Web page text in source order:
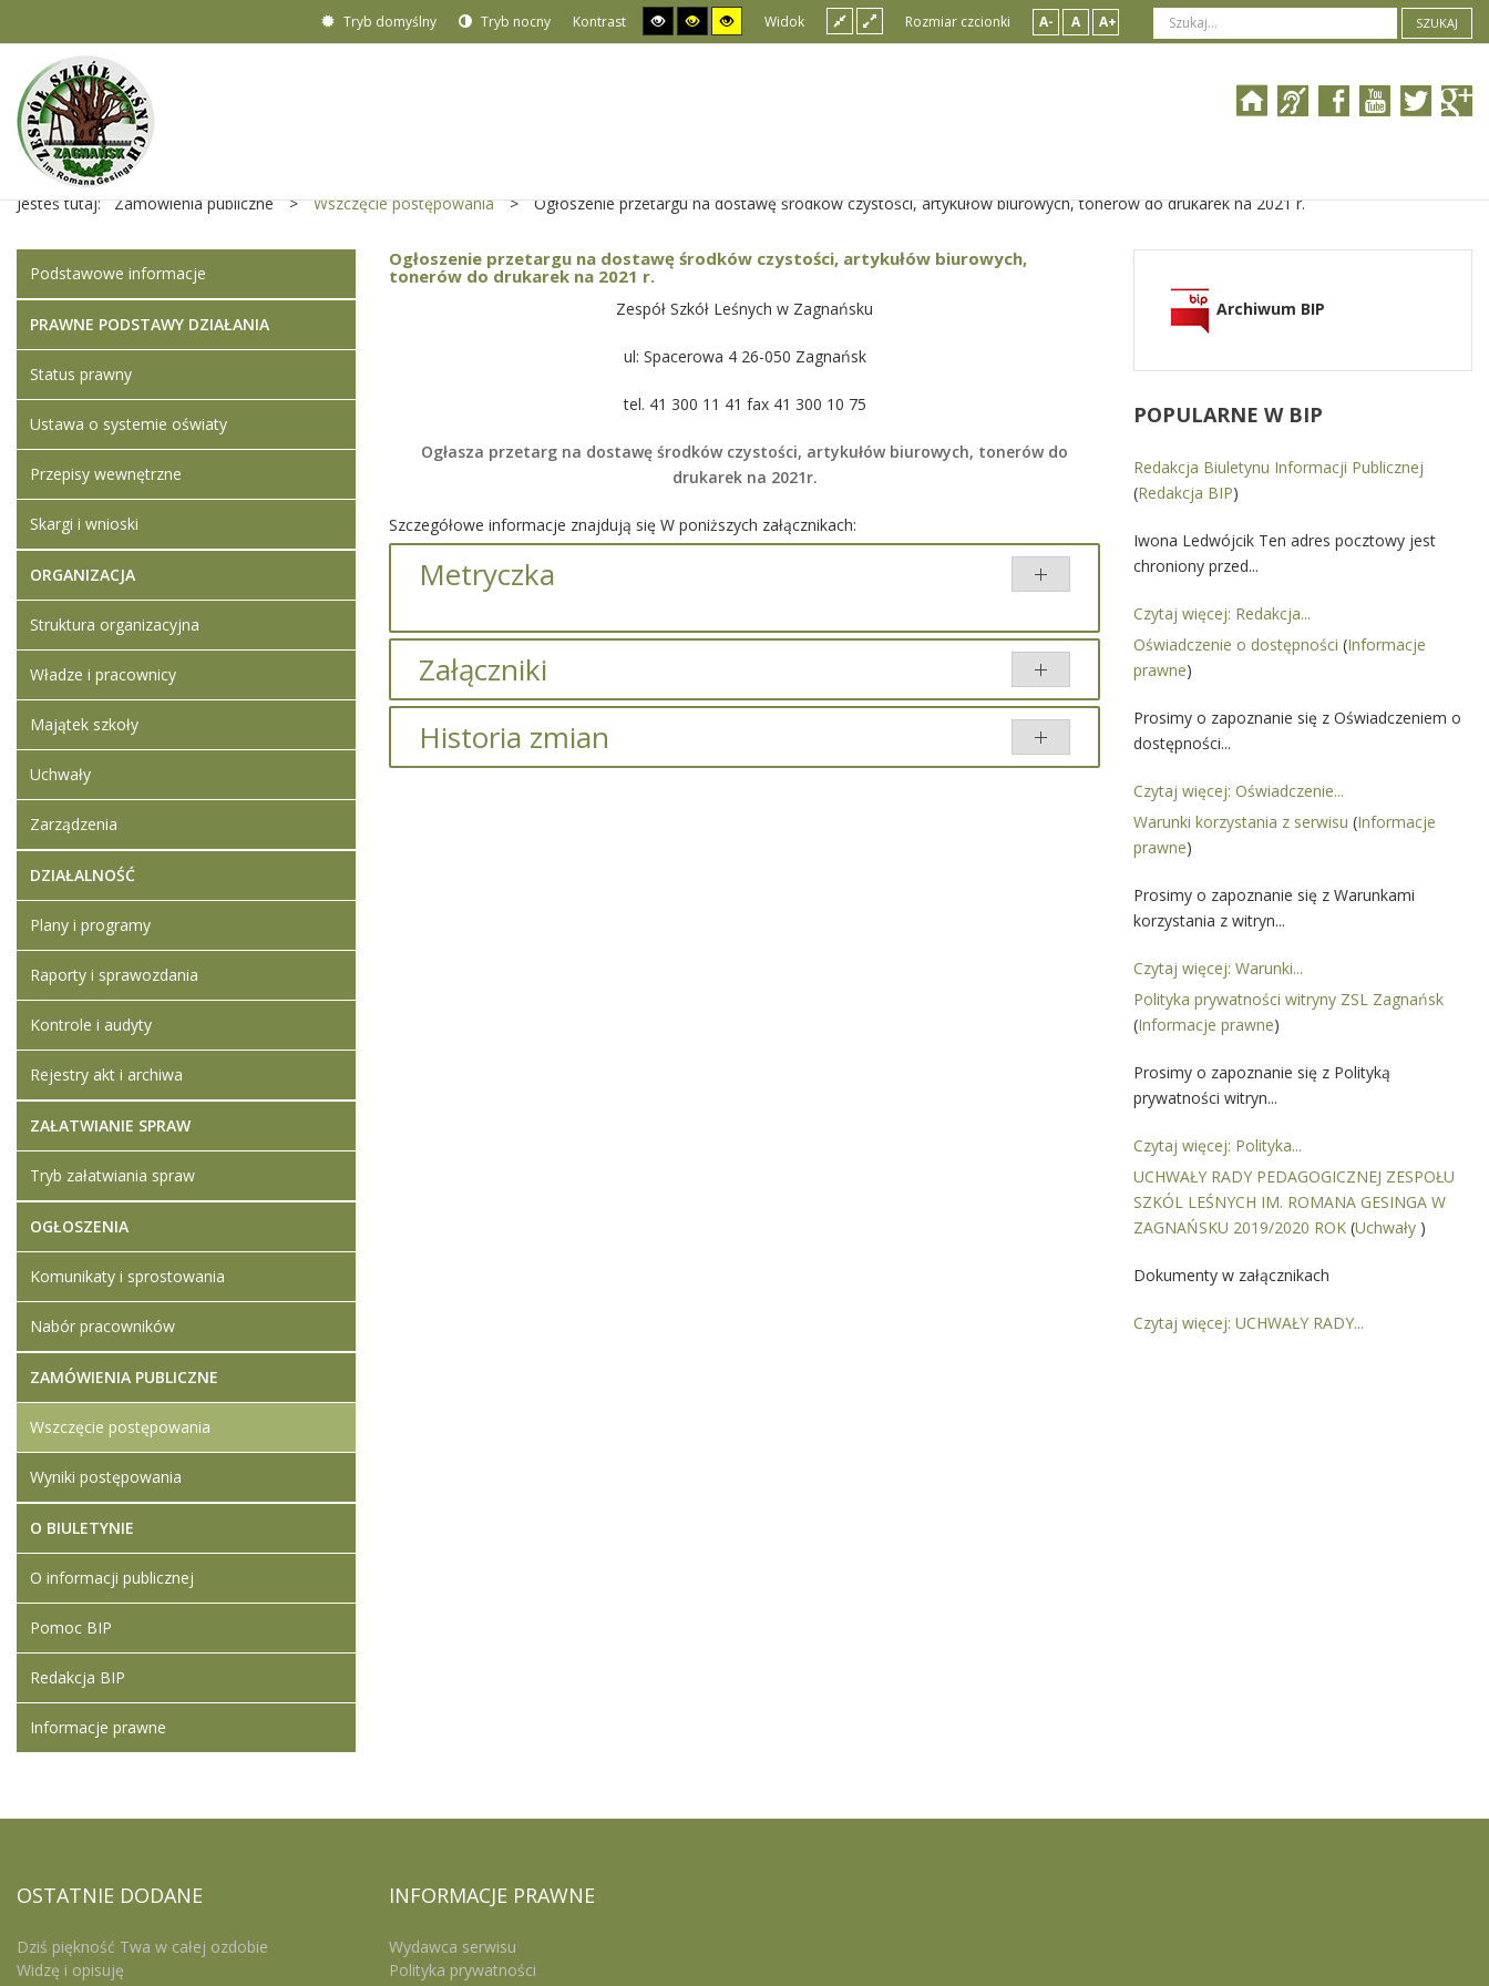
Tryb domyślny Tryb nocny Kontrast Widok Rozmiar czcionki A- A A+ SZUKAJ
Jesteś tutaj: Zamówienia publiczne > Wszczęcie postępowania > Ogłoszenie przetargu na dostawę środków czystości, artykułów biurowych, tonerów do drukarek na 2021 r.
Ogłoszenie przetargu na dostawę środków czystości, artykułów biurowych,
tonerów do drukarek na 2021 r.
Zespół Szkół Leśnych w Zagnańsku
ul: Spacerowa 4 26-050 Zagnańsk
tel. 41 300 11 41 fax 41 300 10 75
Ogłasza przetarg na dostawę środków czystości, artykułów biurowych, tonerów do
drukarek na 2021r.
Szczegółowe informacje znajdują się W poniższych załącznikach:
Metryczka
Załączniki
Dodany przez
Środki czystości
pdf 443.84 KB
Iwona Ledwójcik
Historia zmian
Podstawowe informacje
PRAWNE PODSTAWY DZIAŁANIA
Status prawny
Ustawa o systemie oświaty
Przepisy wewnętrzne
Skargi i wnioski
ORGANIZACJA
Struktura organizacyjna
Władze i pracownicy
Majątek szkoły
Uchwały
Zarządzenia
DZIAŁALNOŚĆ
Plany i programy
Raporty i sprawozdania
Kontrole i audyty
Rejestry akt i archiwa
ZAŁATWIANIE SPRAW
Tryb załatwiania spraw
OGŁOSZENIA
Komunikaty i sprostowania
Nabór pracowników
ZAMÓWIENIA PUBLICZNE
Wszczęcie postępowania
Wyniki postępowania
O BIULETYNIE
O informacji publicznej
Pomoc BIP
Redakcja BIP
Informacje prawne
Archiwum BIP
POPULARNE W BIP
Redakcja Biuletynu Informacji Publicznej
(Redakcja BIP)
Iwona Ledwójcik Ten adres pocztowy jest
chroniony przed...
Czytaj więcej: Redakcja...
Oświadczenie o dostępności (Informacje
prawne)
Prosimy o zapoznanie się z Oświadczeniem o
dostępności...
Czytaj więcej: Oświadczenie...
Warunki korzystania z serwisu (Informacje
prawne)
Prosimy o zapoznanie się z Warunkami
korzystania z witryn...
Czytaj więcej: Warunki...
Polityka prywatności witryny ZSL Zagnańsk
(Informacje prawne)
Prosimy o zapoznanie się z Polityką
prywatności witryn...
Czytaj więcej: Polityka...
UCHWAŁY RADY PEDAGOGICZNEJ ZESPOŁU
SZKÓL LEŚNYCH IM. ROMANA GESINGA W
ZAGNAŃSKU 2019/2020 ROK (Uchwały )
Dokumenty w załącznikach
Czytaj więcej: UCHWAŁY RADY...
OSTATNIE DODANE
Dziś piękność Twa w całej ozdobie
Widzę i opisuję
INFORMACJE PRAWNE
Wydawca serwisu
Polityka prywatności